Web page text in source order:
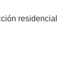
residencial